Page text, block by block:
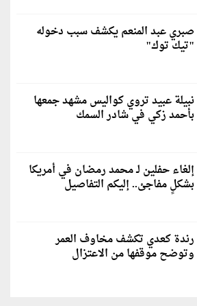
صبري عبد المنعم يكشف سبب دخوله
"تيك توك"
نبيلة عبيد تروي كواليس مشهد جمعها
بأحمد زكي في شادر السمك
إلغاء حفلين لـ محمد رمضان في أمريكا
بشكلٍ مفاجئ.. إليكم التفاصيل
رندة كعدي تكشف مخاوف العمر
وتوضح موقفها من الاعتزال